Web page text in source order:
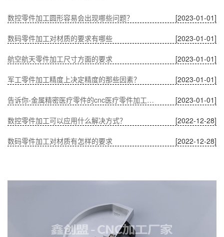
[2023-01-01]
数控零件加工圆形容易会出现哪些问题？
[2023-01-01]
数码零件加工对材质的要求有哪些
[2023-01-01]
航空航天零件加工尺寸方面的要求
[2023-01-01]
军工零件加工精度上决定精度的那些因素？
[2023-01-01]
告诉你-金属精密医疗零件的cnc医疗零件加工有什么优势？
[2022-12-28]
数控零件加工可以应用什么解决方式？
[2022-12-28]
数码零件加工对材质有怎样的要求